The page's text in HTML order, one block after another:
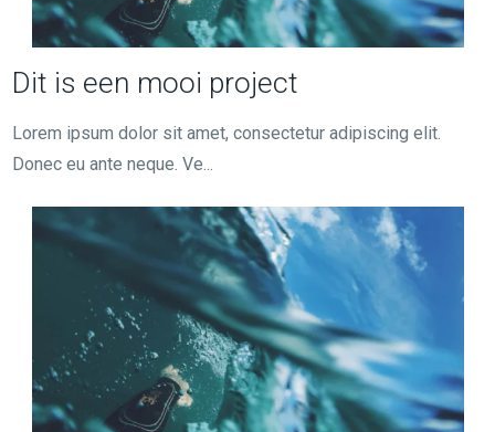
Dit is een mooi project
Lorem ipsum dolor sit amet, consectetur adipiscing elit.
Donec eu ante neque. Ve...